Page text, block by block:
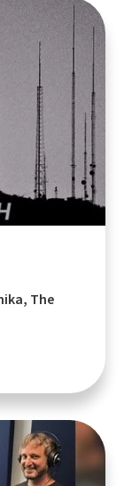
The